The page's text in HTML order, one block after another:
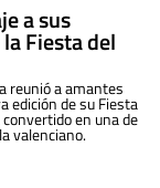
a sus
Fiesta del
reunió a amantes
edición de su Fiesta
convertido en una de
valenciano.